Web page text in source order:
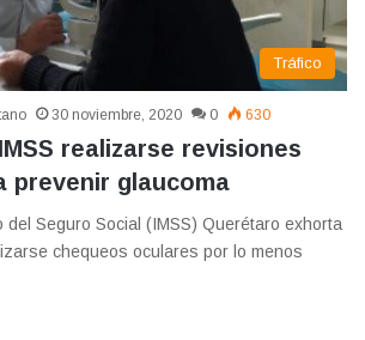
Tráfico
30 noviembre, 2020 0 630
realizarse revisiones
prevenir glaucoma
del Seguro Social (IMSS) Querétaro exhorta
chequeos oculares por lo menos